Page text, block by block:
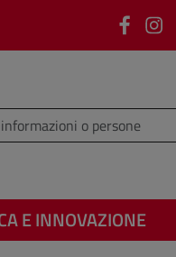
Facebook
termini da cercare
E INNOVAZIONE